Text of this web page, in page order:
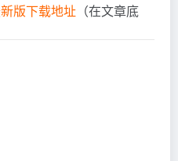
版下载地址 （在文章底